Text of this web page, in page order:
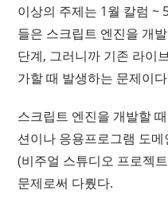
이상의 주제는 1월 칼럼 ~
들은 스크립트 엔진을 개
단계, 그러니까 기존 라이
가할 때 발생하는 문제이
스크립트 엔진을 개발할
션이나 응용프로그램 도
(비주얼 스튜디오 프로젝
문제로써 다뤘다.